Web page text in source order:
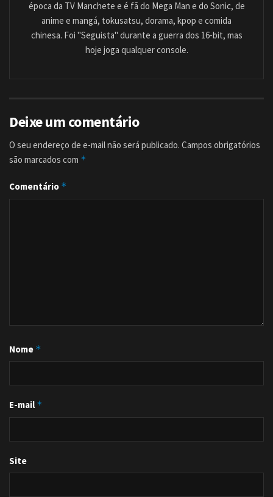
época da TV Manchete e é fã do Mega Man e do Sonic, de
anime e mangá, tokusatsu, dorama, kpop e comida
chinesa. Foi "Seguista" durante a guerra dos 16-bit, mas
hoje joga qualquer console.
Deixe um comentário
O seu endereço de e-mail não será publicado. Campos obrigatórios
são marcados com *
Comentário *
Nome *
E-mail *
Site